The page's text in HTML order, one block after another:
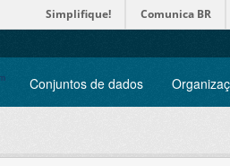
Simplifique! Comunica BR
Conjuntos de dados